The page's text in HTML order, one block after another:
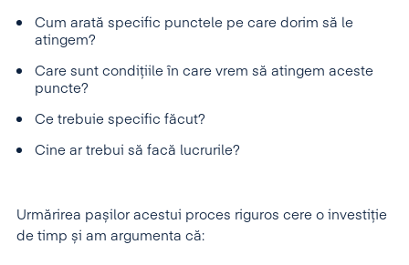
Cum arată specific punctele pe care dorim să le
atingem?
Care sunt condițiile în care vrem să atingem aceste
puncte?
Ce trebuie specific făcut?
Cine ar trebui să facă lucrurile?
Urmărirea pașilor acestui proces riguros cere o investiție
de timp și am argumenta că: